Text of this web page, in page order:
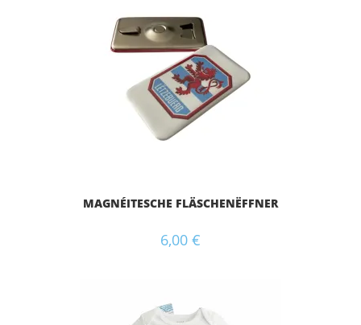
MAGNÉITESCHE FLÄSCHENËFFNER
6,00 €